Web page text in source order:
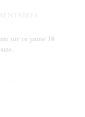
sur or jaune 18